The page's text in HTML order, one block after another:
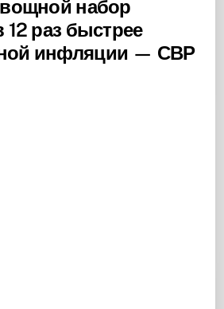
набор
12 раз быстрее
инфляции — СВР